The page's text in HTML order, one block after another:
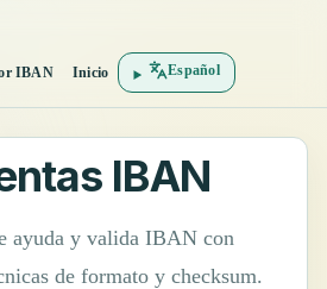
IBAN Inicio Español
IBAN
ayuda y valida IBAN con
de formato y checksum.